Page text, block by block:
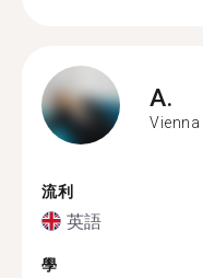
A.
Vienna
流利
英語
學